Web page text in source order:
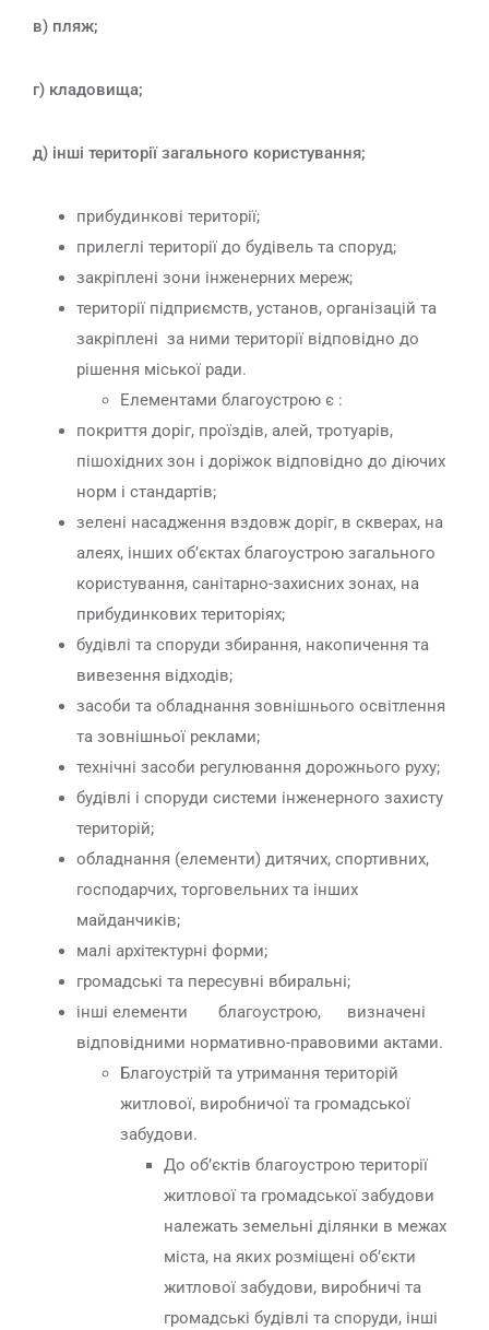
в) пляж;
г) кладовища;
д) інші території загального користування;
прибудинкові території;
прилеглі території до будівель та споруд;
закріплені зони інженерних мереж;
території підприємств, установ, організацій та
закріплені за ними території відповідно до
рішення міської ради.
Елементами благоустрою є :
покриття доріг, проїздів, алей, тротуарів,
пішохідних зон і доріжок відповідно до діючих
норм і стандартів;
зелені насадження вздовж доріг, в скверах, на
алеях, інших об’єктах благоустрою загального
користування, санітарно-захисних зонах, на
прибудинкових територіях;
будівлі та споруди збирання, накопичення та
вивезення відходів;
засоби та обладнання зовнішнього освітлення
та зовнішньої реклами;
технічні засоби регулювання дорожнього руху;
будівлі і споруди системи інженерного захисту
територій;
обладнання (елементи) дитячих, спортивних,
господарчих, торговельних та інших
майданчиків;
малі архітектурні форми;
громадські та пересувні вбиральні;
інші елементи благоустрою, визначені
відповідними нормативно-правовими актами.
Благоустрій та утримання територій
житлової, виробничої та громадської
забудови.
До об’єктів благоустрою території
житлової та громадської забудови
належать земельні ділянки в межах
міста, на яких розміщені об’єкти
житлової забудови, виробничі та
громадські будівлі та споруди, інші